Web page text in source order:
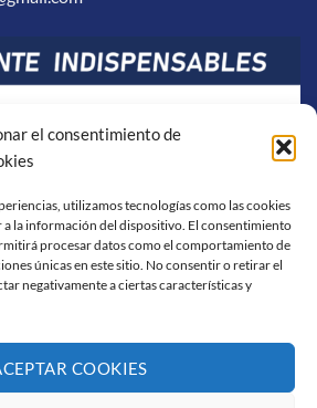
el consentimiento de
utilizamos tecnologías como las cookies
a la información del dispositivo. El consentimiento
procesar datos como el comportamiento de
únicas en este sitio. No consentir o retirar el
negativamente a ciertas características y
COOKIES